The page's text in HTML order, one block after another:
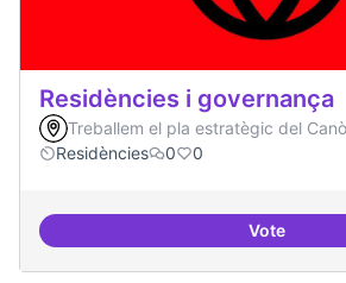
Residències i governança
Treballem el pla estratègic del
Residències
0 0
Vote